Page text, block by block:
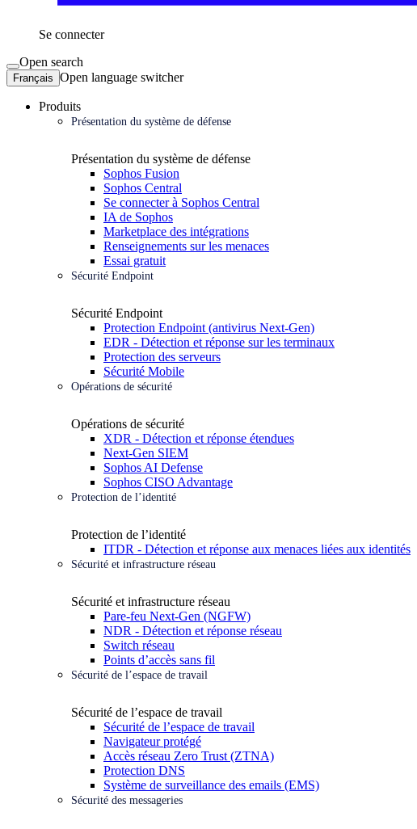
Se connecter
Open search
Français Open language switcher
Produits
Présentation du système de défense
Présentation du système de défense
Sophos Fusion
Sophos Central
Se connecter à Sophos Central
IA de Sophos
Marketplace des intégrations
Renseignements sur les menaces
Essai gratuit
Sécurité Endpoint
Sécurité Endpoint
Protection Endpoint (antivirus Next-Gen)
EDR - Détection et réponse sur les terminaux
Protection des serveurs
Sécurité Mobile
Opérations de sécurité
Opérations de sécurité
XDR - Détection et réponse étendues
Next-Gen SIEM
Sophos AI Defense
Sophos CISO Advantage
Protection de l’identité
Protection de l’identité
ITDR - Détection et réponse aux menaces liées aux identités
Sécurité et infrastructure réseau
Sécurité et infrastructure réseau
Pare-feu Next-Gen (NGFW)
NDR - Détection et réponse réseau
Switch réseau
Points d’accès sans fil
Sécurité de l’espace de travail
Sécurité de l’espace de travail
Sécurité de l’espace de travail
Navigateur protégé
Accès réseau Zero Trust (ZTNA)
Protection DNS
Système de surveillance des emails (EMS)
Sécurité des messageries